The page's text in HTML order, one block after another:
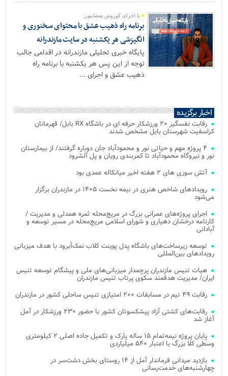
با اجرای کوروش شعبانپور;
برنامه راه ذهیب عشق با محتوای سخنوری و
انگیزشی هر یکشنبه در سایت مازندرانه
پایگاه خبری تحلیلی مازندرانه در اقدامی جالب
توجه از این پس هر یکشنبه با برنامه راه
ذهیب عشق و اجرای ...
اخبار برگزیده
رقابت نفسگیر ۲۰ ورزشکار حرفه ای در باشگاه RX بابل/ قهرمانان
کراسفیت شهرستان بابل مشخص شدند
۴ پروژه مهم و حیاتی نور و محمودآباد جان دوباره گرفتند/ از بیمارستان
نور و نیروگاه محمودآباد تا کمربندی رویان و پل آلشرود
آتش‌ سوزی‌ های ۲ هفته اخیر میانکاله عمدی بود
رویدادهای شاخص هنری در نیمه نخست ۱۴۰۵ در مازندران برگزار
می‌شود
اجرای پروژه‌های عمرانی بزرگ در مریج‌محله ثمره همدلی و مدیریت /
کارنامه درخشان دهیاری و شورای اسلامی مریج‌محله در مسیر توسعه و
آبادانی
توسعه زیرساخت‌های باشگاه پدل پوینت کلاب نمک‌آبرود با هدف میزبانی
رویدادهای بین‌المللی
هیات تنیس مازندران پرچمدار میزبانی‌های ملی و پیشگام توسعه تنیس
ایران/ مدیریت هدفمند سکوی پرتاب تنیس مازندران
رقابت ۴۹ تیم در مسابقات ۲۰۰ امتیازی تنیس ساحلی کشور در مازندران
رقابت‌های کشتی آزاد پیشکسوتان کشور با حضور ۲۳۰ ورزشکار در آمل
آغاز شد
پایان پروژه نیمه‌تمام ۱۵ ساله پارک و تکمیل جاده اصلی ۲ کیلومتری
وسطی کلا بزرگ با اعتبار ۵۴۰ میلیاردی
بازدید میدانی فرماندار آمل از ۱۴ روستای بخش دشت‌سر در
چهارشنبه‌های خدمت‌رسانی